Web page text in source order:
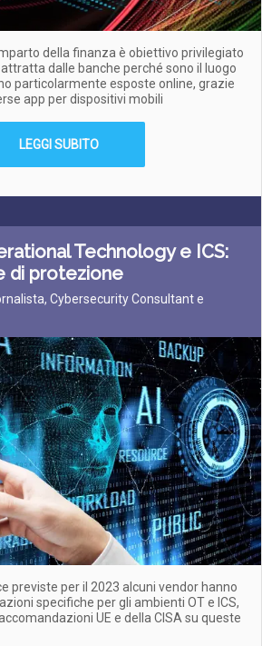
della finanza è obiettivo privilegiato
dalle banche perché sono il luogo
particolarmente esposte online, grazie
app per dispositivi mobili
LEGGI SUBITO
Technology e ICS:
di protezione
Cybersecurity Consultant e
previste per il 2023 alcuni vendor hanno
specifiche per gli ambienti OT e ICS,
UE e della CISA su queste